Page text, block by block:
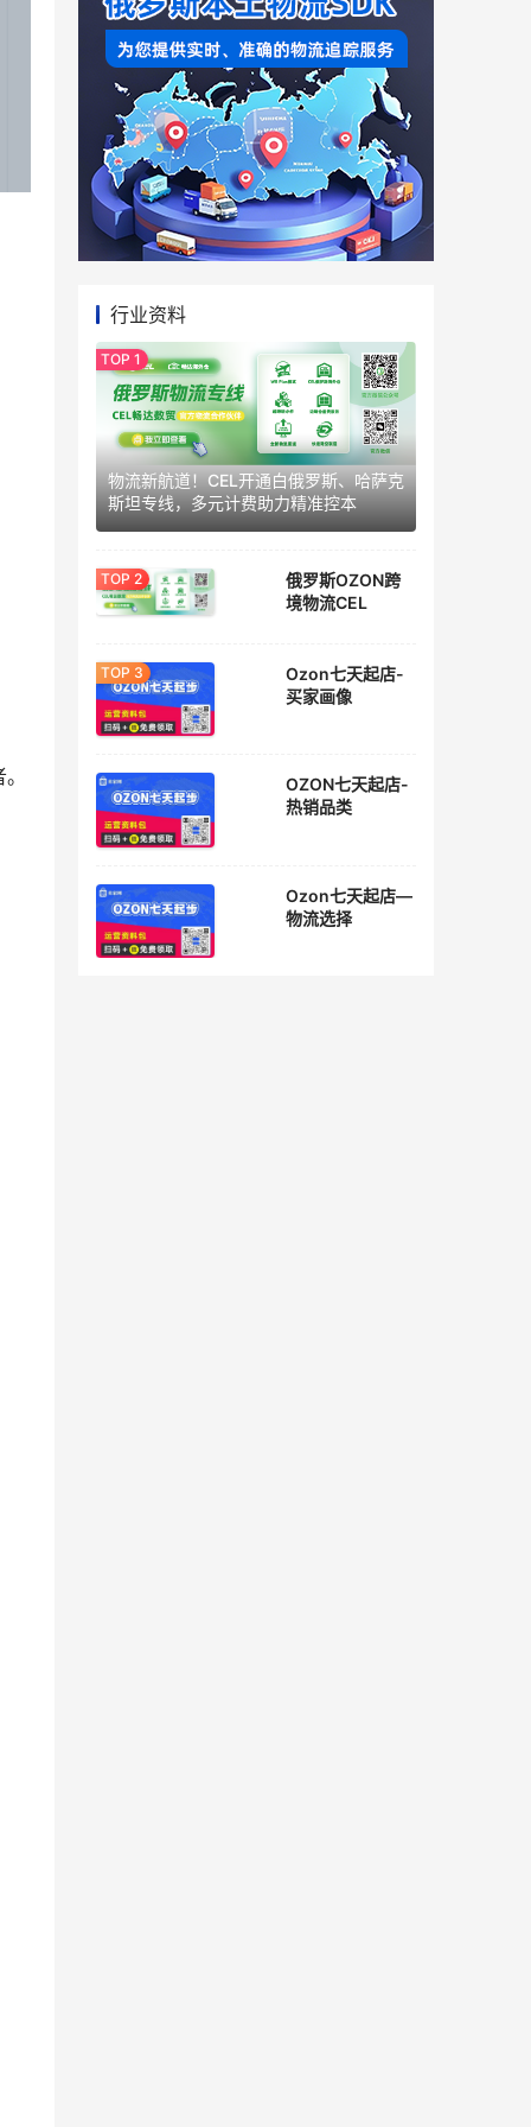
行业资料
物流新航道！CEL开通白俄罗斯、哈萨克
斯坦专线，多元计费助力精准控本
俄罗斯OZON跨
境物流CEL
Ozon七天起店-
买家画像
OZON七天起店-
热销品类
Ozon七天起店—
物流选择